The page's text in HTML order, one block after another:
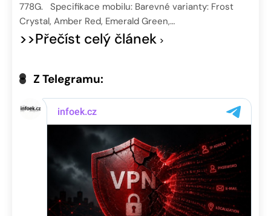
778G. Specifikace mobilu: Barevné varianty: Frost
Crystal, Amber Red, Emerald Green,…
>>Přečíst celý článek
Z Telegramu: